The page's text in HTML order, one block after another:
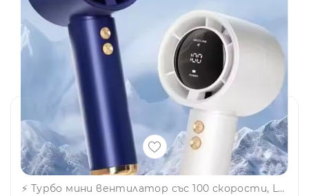
⚡ Турбо мини вентилатор със 100 скорости, LED дисплей и USB зареждане – силен въздушен поток-N68